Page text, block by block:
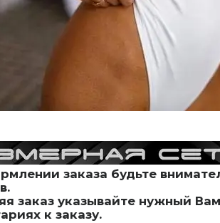
заказа будьте
заказ указывайте нужный
к заказу.